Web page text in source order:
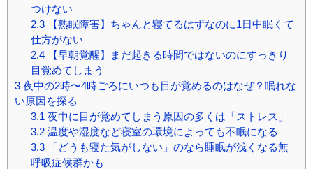
つけない
2.3【熟眠障害】ちゃんと寝てるはずなのに1日中眠くて
仕方がない
2.4【早朝覚醒】まだ起きる時間ではないのにすっきり
目覚めてしまう
3 夜中の2時〜4時ごろにいつも目が覚めるのはなぜ？眠れな
い原因を探る
3.1 夜中に目が覚めてしまう原因の多くは「ストレス」
3.2温度や湿度など寝室の環境によっても不眠になる
3.3「どうも寝た気がしない」のなら睡眠が浅くなる無
呼吸症候群かも